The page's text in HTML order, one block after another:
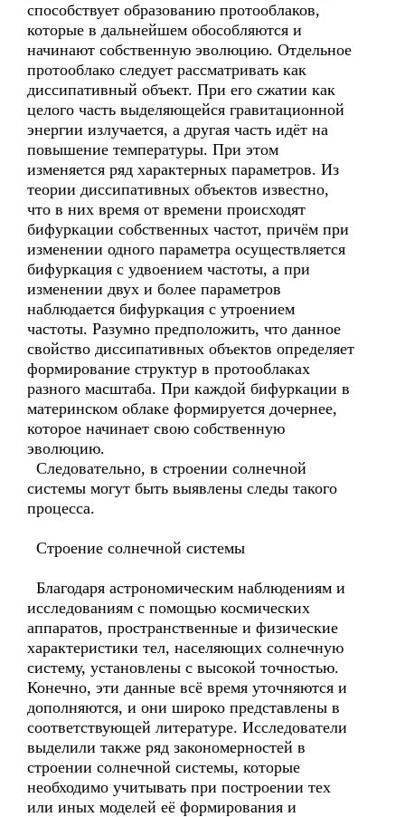
способствует образованию протооблаков,
которые в дальнейшем обособляются и
начинают собственную эволюцию. Отдельное
протооблако следует рассматривать как
диссипативный объект. При его сжатии как
целого часть выделяющейся гравитационной
энергии излучается, а другая часть идёт на
повышение температуры. При этом
изменяется ряд характерных параметров. Из
теории диссипативных объектов известно,
что в них время от времени происходят
бифуркации собственных частот, причём при
изменении одного параметра осуществляется
бифуркация с удвоением частоты, а при
изменении двух и более параметров
наблюдается бифуркация с утроением
частоты. Разумно предположить, что данное
свойство диссипативных объектов определяет
формирование структур в протооблаках
разного масштаба. При каждой бифуркации в
материнском облаке формируется дочернее,
которое начинает свою собственную
эволюцию.
Следовательно, в строении солнечной
системы могут быть выявлены следы такого
процесса.
Строение солнечной системы
Благодаря астрономическим наблюдениям и
исследованиям с помощью космических
аппаратов, пространственные и физические
характеристики тел, населяющих солнечную
систему, установлены с высокой точностью.
Конечно, эти данные всё время уточняются и
дополняются, и они широко представлены в
соответствующей литературе. Исследователи
выделили также ряд закономерностей в
строении солнечной системы, которые
необходимо учитывать при построении тех
или иных моделей её формирования и